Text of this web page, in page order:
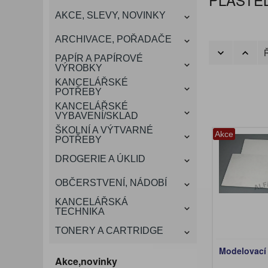
VÁNOCE
DÁRKOVÉ POTŘEBY
SMART DOPLŇKY
ROZDRUŽOVAČE
VIZITKY A JMENOVKY
OBÁLKY
TISKOPISY
KONFERENČNÍ SPISOVKY
NŮŽKY A NOŽE
TAŠKY, KUFRY, AKTOVKY
A OBALY
KANCELÁŘSKÝ
NÁBYTEK
OCHRANNÉ PRACOVNÍ
POMŮCKY
TABULE, NÁSTĚNKY
KRESLENÍ A MALOVÁNÍ
DEZINFEKCE-OCHRANA
PROSTŘEDKY NA PRANÍ
KONVICE A DŽBÁNY
SLADKÉ POTRAVINY
LAMINACE
ŠTÍTKOVAČE
AKCE, SLEVY, NOVINKY
ARCHIVACE, POŘADAČE
PAPÍR A PAPÍROVÉ
VÝROBKY
KANCELÁŘSKÉ
POTŘEBY
KANCELÁŘSKÉ
VYBAVENÍ/SKLAD
ŠKOLNÍ A VÝTVARNÉ
POTŘEBY
DROGERIE A ÚKLID
OBČERSTVENÍ, NÁDOBÍ
KANCELÁŘSKÁ
TECHNIKA
TONERY A CARTRIDGE
Akce,novinky
Akce